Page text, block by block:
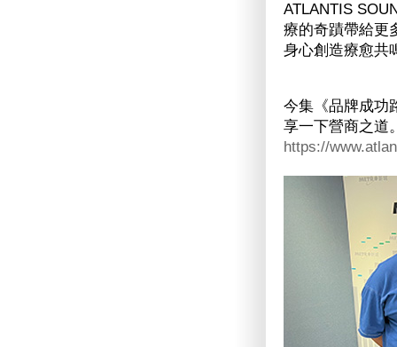
ATLANTIS
療的奇蹟帶給更
身心創造療愈共
今集《品牌成功
享一下營商之道
https://